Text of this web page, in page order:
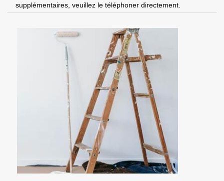
supplémentaires, veuillez le téléphoner directement.